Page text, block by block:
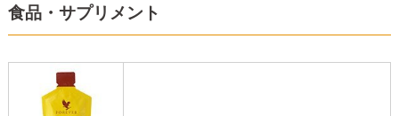
食品・サプリメント